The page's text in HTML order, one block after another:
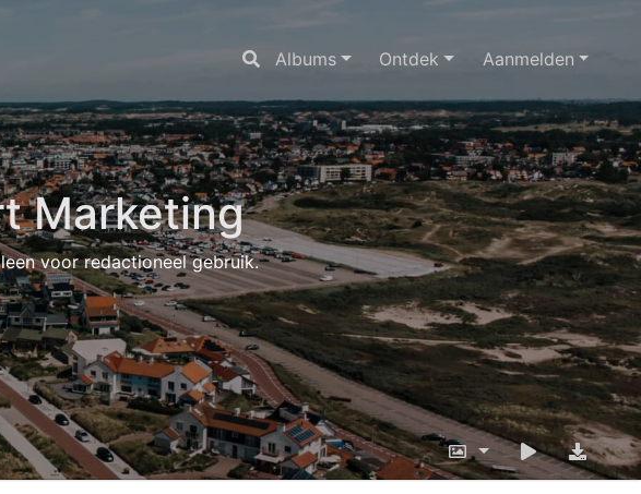
Albums Ontdek Aanmelden
Marketing
voor redactioneel gebruik.